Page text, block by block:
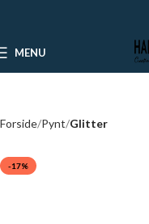
MENU
Forside Pynt Glitter
-17%